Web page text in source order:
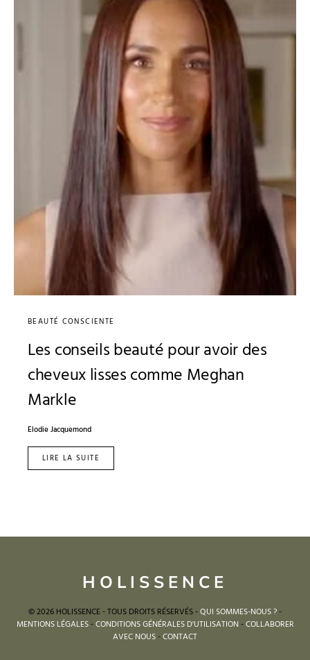
BEAUTÉ CONSCIENTE
Les conseils beauté pour avoir des
cheveux lisses comme Meghan
Markle
Elodie Jacquemond
LIRE LA SUITE
HOLISSENCE
© 2026 HOLISSENCE - TOUS DROITS RÉSERVÉS -QUI SOMMES-NOUS ?-
MENTIONS LÉGALES-CONDITIONS GÉNÉRALES D'UTILISATION-COLLABORER
AVEC NOUS-CONTACT